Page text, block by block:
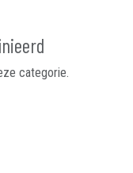
categorie.